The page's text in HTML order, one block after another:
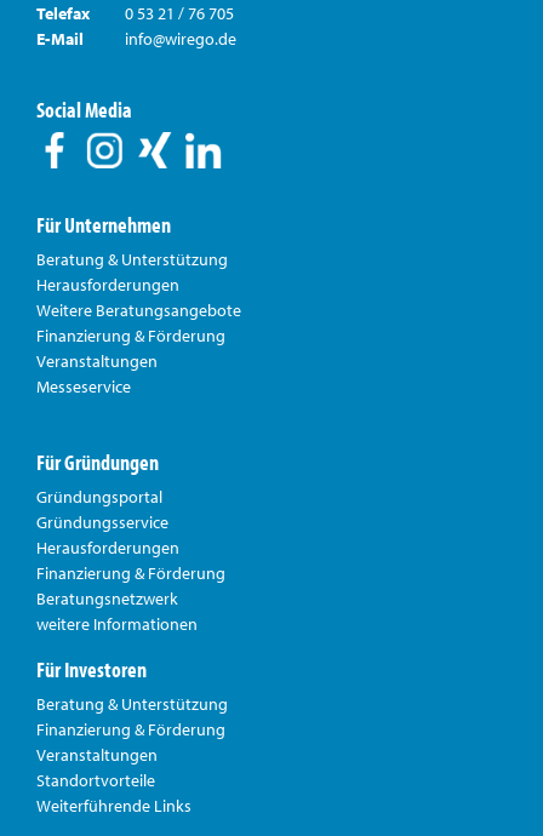
Telefax
0 53 21 / 76 705
E-Mail
info@wirego.de
Social Media
Für Unternehmen
Beratung & Unterstützung
Herausforderungen
Weitere Beratungsangebote
Finanzierung & Förderung
Veranstaltungen
Messeservice
Für Gründungen
Gründungsportal
Gründungsservice
Herausforderungen
Finanzierung & Förderung
Beratungsnetzwerk
weitere Informationen
Für Investoren
Beratung & Unterstützung
Finanzierung & Förderung
Veranstaltungen
Standortvorteile
Weiterführende Links